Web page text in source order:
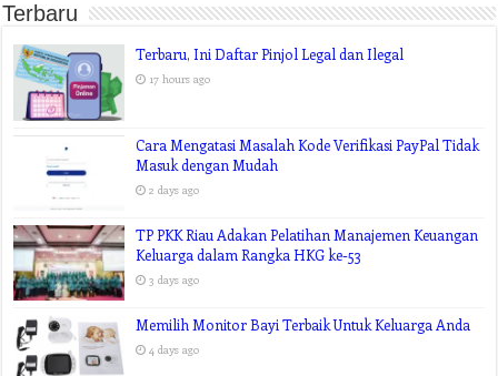
Terbaru
Terbaru, Ini Daftar Pinjol Legal dan Ilegal
17 hours ago
Cara Mengatasi Masalah Kode Verifikasi PayPal Tidak
Masuk dengan Mudah
2 days ago
TP PKK Riau Adakan Pelatihan Manajemen Keuangan
Keluarga dalam Rangka HKG ke-53
3 days ago
Memilih Monitor Bayi Terbaik Untuk Keluarga Anda
4 days ago